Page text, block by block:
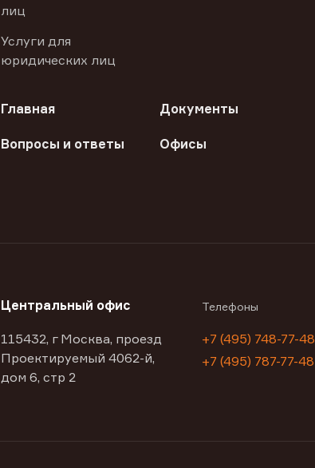
лиц
Услуги для
юридических лиц
Главная Документы
Вопросы и ответы Офисы
Центральный офис
115432, г Москва, проезд
Проектируемый 4062-й,
дом 6, стр 2
Телефоны
+7 (495) 748-77-48
+7 (495) 787-77-48